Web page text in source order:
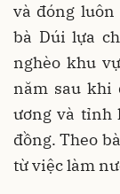
và đóng
bà Dúi lựa
nghèo khu
năm sau khi
ương và tỉnh
đồng. Theo
từ việc làm